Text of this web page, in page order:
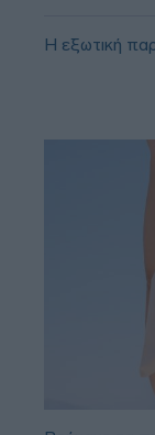
Η εξωτική